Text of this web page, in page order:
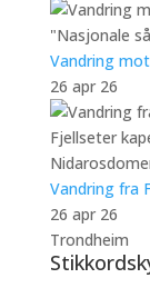
Vandring
26 apr 26
Vandring fra
26 apr 26
Trondheim